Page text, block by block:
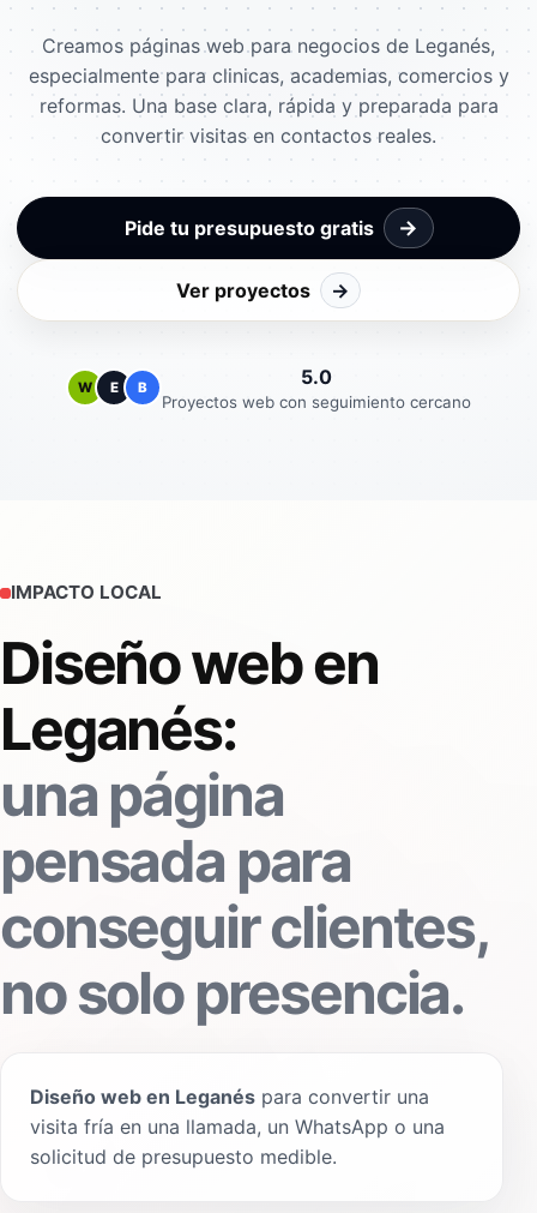
Creamos páginas web para negocios de Leganés,
especialmente para clinicas, academias, comercios y
reformas. Una base clara, rápida y preparada para
convertir visitas en contactos reales.
Pide tu presupuesto gratis →
Ver proyectos →
W E B 5.0
Proyectos web con seguimiento cercano
IMPACTO LOCAL
Diseño web en
Leganés:
una página
pensada para
conseguir clientes,
no solo presencia.
Diseño web en Leganés para convertir una
visita fría en una llamada, un WhatsApp o una
solicitud de presupuesto medible.